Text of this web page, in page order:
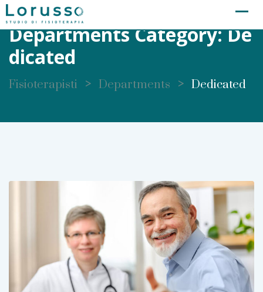
Skip
to
content
Departments Category:De
Dicated
Fisioterapisti > Departments > Dedicated